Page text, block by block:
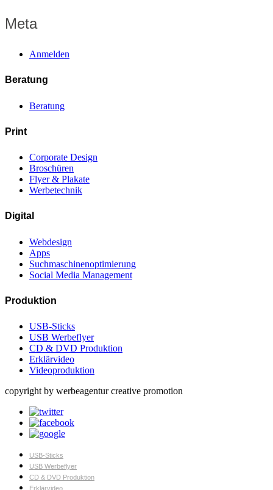
Meta
Anmelden
Beratung
Beratung
Print
Corporate Design
Broschüren
Flyer & Plakate
Werbetechnik
Digital
Webdesign
Apps
Suchmaschinenoptimierung
Social Media Management
Produktion
USB-Sticks
USB Werbeflyer
CD & DVD Produktion
Erklärvideo
Videoproduktion
copyright by werbeagentur creative promotion
USB-Sticks
USB Werbeflyer
CD & DVD Produktion
Erklärvideo